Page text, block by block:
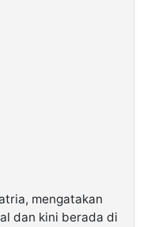
mengatakan
dan kini berada di